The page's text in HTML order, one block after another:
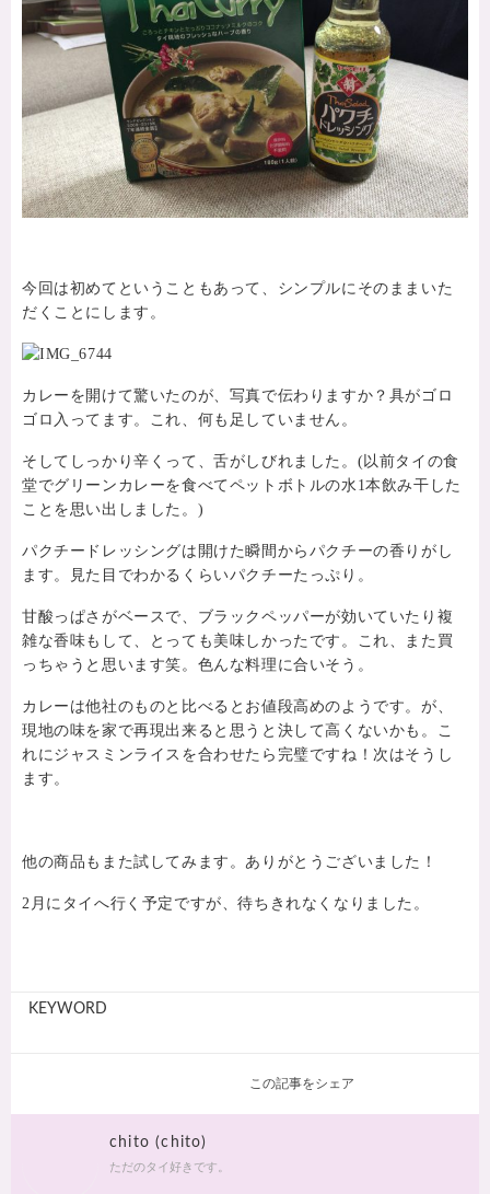
今回は初めてということもあって、シンプルにそのままいた
だくことにします。
カレーを開けて驚いたのが、写真で伝わりますか？具がゴロ
ゴロ入ってます。これ、何も足していません。
そしてしっかり辛くって、舌がしびれました。(以前タイの食
堂でグリーンカレーを食べてペットボトルの水1本飲み干した
ことを思い出しました。)
パクチードレッシングは開けた瞬間からパクチーの香りがし
ます。見た目でわかるくらいパクチーたっぷり。
甘酸っぱさがベースで、ブラックペッパーが効いていたり複
雑な香味もして、とっても美味しかったです。これ、また買
っちゃうと思います笑。色んな料理に合いそう。
カレーは他社のものと比べるとお値段高めのようです。が、
現地の味を家で再現出来ると思うと決して高くないかも。こ
れにジャスミンライスを合わせたら完璧ですね！次はそうし
ます。
他の商品もまた試してみます。ありがとうございました！
2月にタイへ行く予定ですが、待ちきれなくなりました。
KEYWORD
この記事をシェア
chito (chito)
ただのタイ好きです。